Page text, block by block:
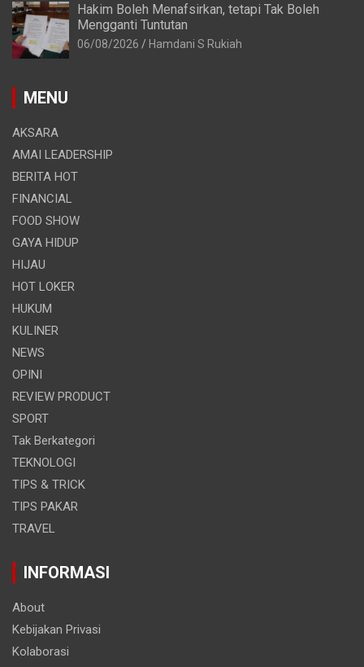
Hakim Boleh Menafsirkan, tetapi Tak Boleh
Mengganti Tuntutan
06/08/2026 Hamdani S Rukiah
MENU
AKSARA
AMAI LEADERSHIP
BERITA HOT
FINANCIAL
FOOD SHOW
GAYA HIDUP
HIJAU
HOT LOKER
HUKUM
KULINER
NEWS
OPINI
REVIEW PRODUCT
SPORT
Tak Berkategori
TEKNOLOGI
TIPS & TRICK
TIPS PAKAR
TRAVEL
INFORMASI
About
Kebijakan Privasi
Kolaborasi